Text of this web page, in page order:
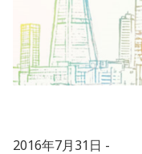
2016年7月31日